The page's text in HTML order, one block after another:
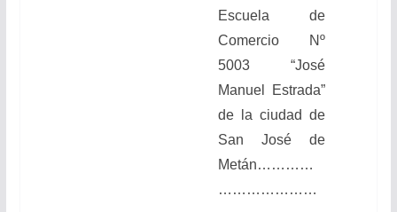
Escuela de
Comercio Nº
5003 “José
Manuel Estrada”
de la ciudad de
San José de
Metán…………
…………………